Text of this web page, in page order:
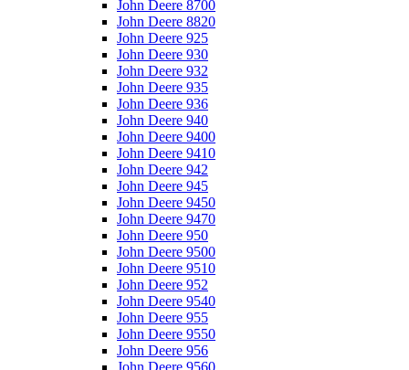
John Deere 8700
John Deere 8820
John Deere 925
John Deere 930
John Deere 932
John Deere 935
John Deere 936
John Deere 940
John Deere 9400
John Deere 9410
John Deere 942
John Deere 945
John Deere 9450
John Deere 9470
John Deere 950
John Deere 9500
John Deere 9510
John Deere 952
John Deere 9540
John Deere 955
John Deere 9550
John Deere 956
John Deere 9560